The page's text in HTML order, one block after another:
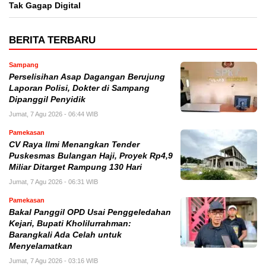
Tak Gagap Digital
BERITA TERBARU
Sampang
Perselisihan Asap Dagangan Berujung
Laporan Polisi, Dokter di Sampang
Dipanggil Penyidik
Jumat, 7 Agu 2026 - 06:44 WIB
Pamekasan
CV Raya Ilmi Menangkan Tender
Puskesmas Bulangan Haji, Proyek Rp4,9
Miliar Ditarget Rampung 130 Hari
Jumat, 7 Agu 2026 - 06:31 WIB
Pamekasan
Bakal Panggil OPD Usai Penggeledahan
Kejari, Bupati Kholilurrahman:
Barangkali Ada Celah untuk
Menyelamatkan
Jumat, 7 Agu 2026 - 03:16 WIB